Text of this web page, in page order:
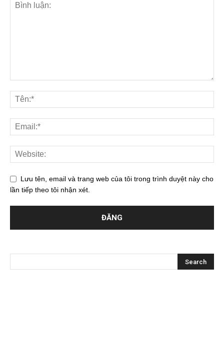
Lưu tên, email và trang web của tôi trong trình duyệt này cho
lần tiếp theo tôi nhận xét.